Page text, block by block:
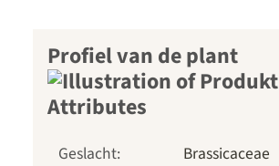
Profiel van de plant
Geslacht:
Brassicaceae